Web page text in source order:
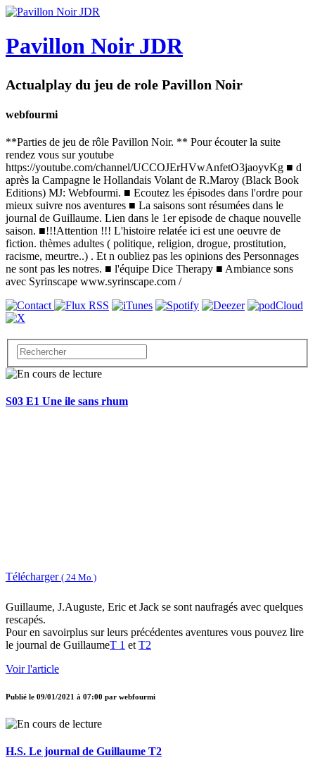
Pavillon Noir JDR
Actualplay du jeu de role Pavillon Noir
webfourmi
**Parties de jeu de rôle Pavillon Noir. ** Pour écouter la suite
rendez vous sur youtube
https://youtube.com/channel/UCCOJErHVwAnfetO3jaoyvKg ■ d
après la Campagne le Hollandais Volant de R.Maroy (Black Book
Editions) MJ: Webfourmi. ■ Ecoutez les épisodes dans l'ordre pour
mieux suivre nos aventures ■ La saisons sont résumées dans le
journal de Guillaume. Lien dans le 1er episode de chaque nouvelle
saison. ■!!!Attention !!! L'histoire relatée ici est une oeuvre de
fiction. thèmes adultes ( politique, religion, drogue, prostitution,
racisme, meurtre..) . Et n oubliez pas les opinions des Personnages
ne sont pas les notres. ■ l'équipe Dice Therapy ■ Ambiance sons
avec Syrinscape www.syrinscape.com /
S03 E1 Une ile sans rhum
Télécharger ( 24 Mo )
Guillaume, J.Auguste, Eric et Jack se sont naufragés avec quelques
rescapés.
Pour en savoirplus sur leurs précédentes aventures vous pouvez lire
le journal de GuillaumeT 1 et T2
Voir l'article
Publié le 09/01/2021 à 07:00 par webfourmi
H.S. Le journal de Guillaume T2